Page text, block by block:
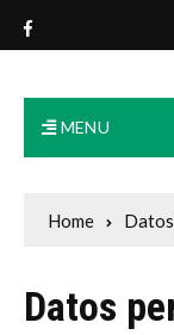
Exmo.
la Vega
MENU
Home
Datos